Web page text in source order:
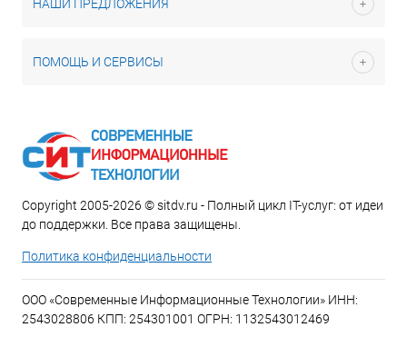
НАШИ ПРЕДЛОЖЕНИЯ
ПОМОЩЬ И СЕРВИСЫ
Copyright 2005-2026 © sitdv.ru - Полный цикл IT-услуг: от идеи
до поддержки. Все права защищены.
Политика конфиденциальности
ООО «Современные Информационные Технологии» ИНН:
2543028806 КПП: 254301001 ОГРН: 1132543012469